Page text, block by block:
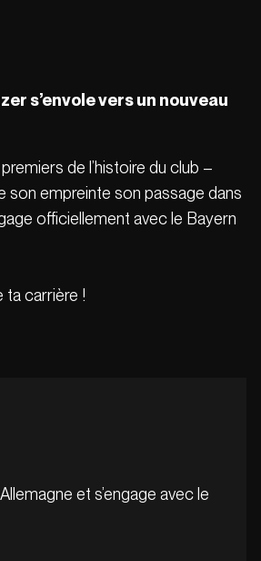
s’envole vers un nouveau
de l’histoire du club –
son empreinte son passage dans
officiellement avec le Bayern
ta carrière !
et s’engage avec le